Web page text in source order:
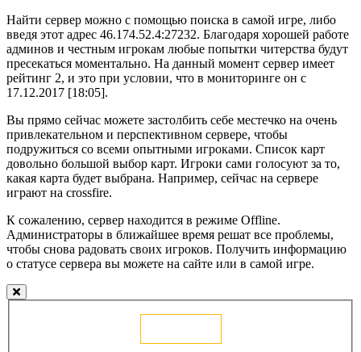
Найти сервер можно с помощью поиска в самой игре, либо
введя этот адрес 46.174.52.4:27232. Благодаря хорошей работе
админов и честным игрокам любые попытки читерства будут
пресекаться моментально. На данный момент сервер имеет
рейтинг 2, и это при условии, что в мониторинге он с
17.12.2017 [18:05].
Вы прямо сейчас можете застолбить себе местечко на очень
привлекательном и перспективном сервере, чтобы
подружиться со всеми опытными игроками. Список карт
довольно большой выбор карт. Игроки сами голосуют за то,
какая карта будет выбрана. Например, сейчас на сервере
играют на crossfire.
К сожалению, сервер находится в режиме Offline.
Администраторы в ближайшее время решат все проблемы,
чтобы снова радовать своих игроков. Получить информацию
о статусе сервера вы можете на сайте или в самой игре.